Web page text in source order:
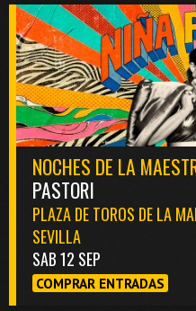
NOCHES DE LA
PASTORI
PLAZA DE TOROS DE LA
SEVILLA
SAB 12 SEP
COMPRAR ENTRADAS